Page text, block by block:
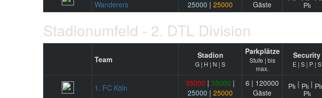
Wanderers
25000 | 25000
Gäste
Stadionumfeld - 2. DTL Division
Team Stadion
G | H | N | S
Parkplätze
Stufe | bis
max.
Security
E | S | P | S
1. FC Köln 35000 | 35000 |
25000 | 25000
6 | 120000
Gäste
| |